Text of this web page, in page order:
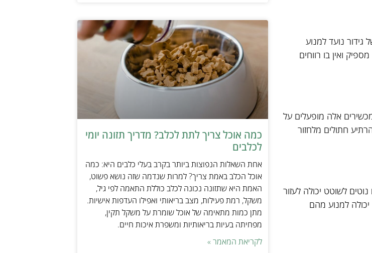
נועד למנוע
ואין בו רווחים
אלה מופעלים על
חתולים מלחזור
לשוטט יכולה לעזור
למנוע מהם
כמה אוכל צריך לתת לכלב? מדריך תזונה יומי
לכלבים
אחת השאלות הנפוצות ביותר בקרב בעלי כלבים היא: כמה
אוכל הכלב באמת צריך? למרות שנדמה שזה נושא פשוט,
האמת היא שתזונה נכונה לכלב כוללת התאמה לפי גיל,
משקל, רמת פעילות, מצב בריאותי ואפילו העדפות אישיות.
מתן כמות מתאימה של אוכל שומרת על משקל תקין,
מפחיתה בעיות בריאותיות ומשפרת איכות חיים.
לקריאת המאמר »